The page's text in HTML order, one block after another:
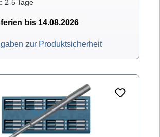
2-5 Tage
bis 14.08.2026
zur Produktsicherheit